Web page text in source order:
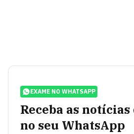
EXAME NO WHATSAPP
Receba as notícias
no seu WhatsApp